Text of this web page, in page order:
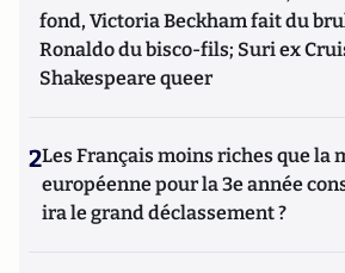
fond, Victoria Beckham fait du
Ronaldo du bisco-fils; Suri ex
Shakespeare queer
2Les Français moins riches que la
européenne pour la 3e année
ira le grand déclassement ?